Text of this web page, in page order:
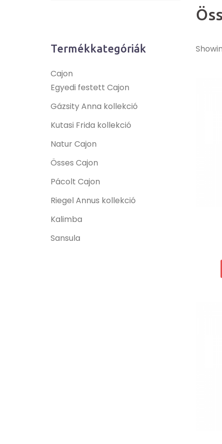
Termékkategóriák
Cajon
Egyedi festett Cajon
Gázsity Anna kollekció
Kutasi Frida kollekció
Natur Cajon
Össes Cajon
Pácolt Cajon
Riegel Annus kollekció
Kalimba
Sansula